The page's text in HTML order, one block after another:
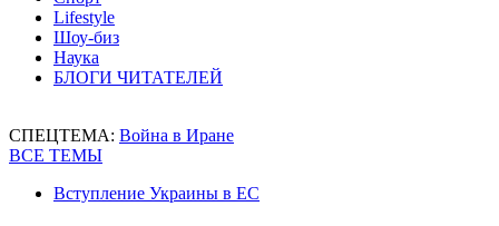
Lifestyle
Шоу-биз
Наука
БЛОГИ ЧИТАТЕЛЕЙ
СПЕЦТЕМА: Война в Иране
ВСЕ ТЕМЫ
Вступление Украины в ЕС